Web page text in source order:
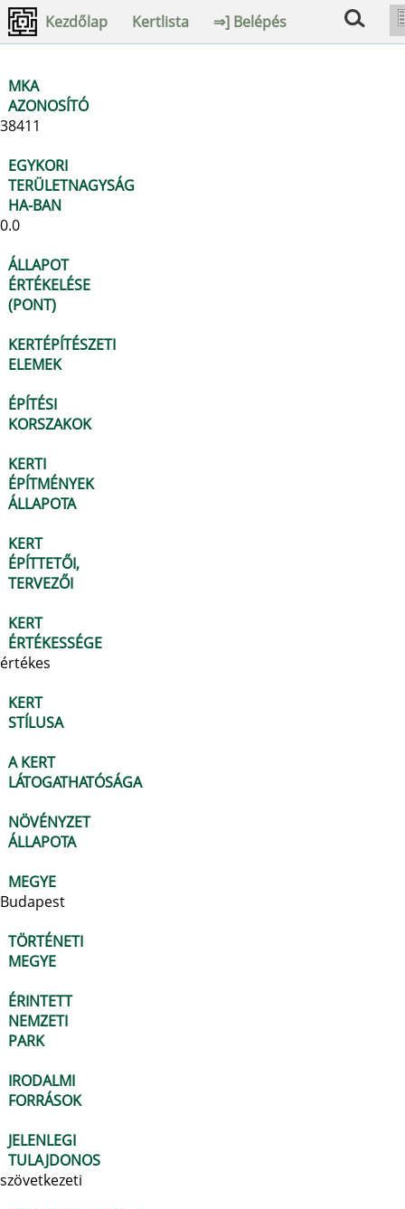
Kezdőlap Kertlista ⇒] Belépés
MKA
AZONOSÍTÓ
38411
EGYKORI
TERÜLETNAGYSÁG
HA-BAN
0.0
ÁLLAPOT
ÉRTÉKELÉSE
(PONT)
KERTÉPÍTÉSZETI
ELEMEK
ÉPÍTÉSI
KORSZAKOK
KERTI
ÉPÍTMÉNYEK
ÁLLAPOTA
KERT
ÉPÍTTETŐI,
TERVEZŐI
KERT
ÉRTÉKESSÉGE
értékes
KERT
STÍLUSA
A KERT
LÁTOGATHATÓSÁGA
NÖVÉNYZET
ÁLLAPOTA
MEGYE
Budapest
TÖRTÉNETI
MEGYE
ÉRINTETT
NEMZETI
PARK
IRODALMI
FORRÁSOK
JELENLEGI
TULAJDONOS
szövetkezeti